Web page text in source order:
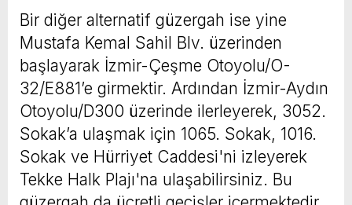
Bir diğer alternatif güzergah ise yine
Mustafa Kemal Sahil Blv. üzerinden
başlayarak İzmir-Çeşme Otoyolu/O-
32/E881’e girmektir. Ardından İzmir-Aydın
Otoyolu/D300 üzerinde ilerleyerek, 3052.
Sokak’a ulaşmak için 1065. Sokak, 1016.
Sokak ve Hürriyet Caddesi'ni izleyerek
Tekke Halk Plajı'na ulaşabilirsiniz. Bu